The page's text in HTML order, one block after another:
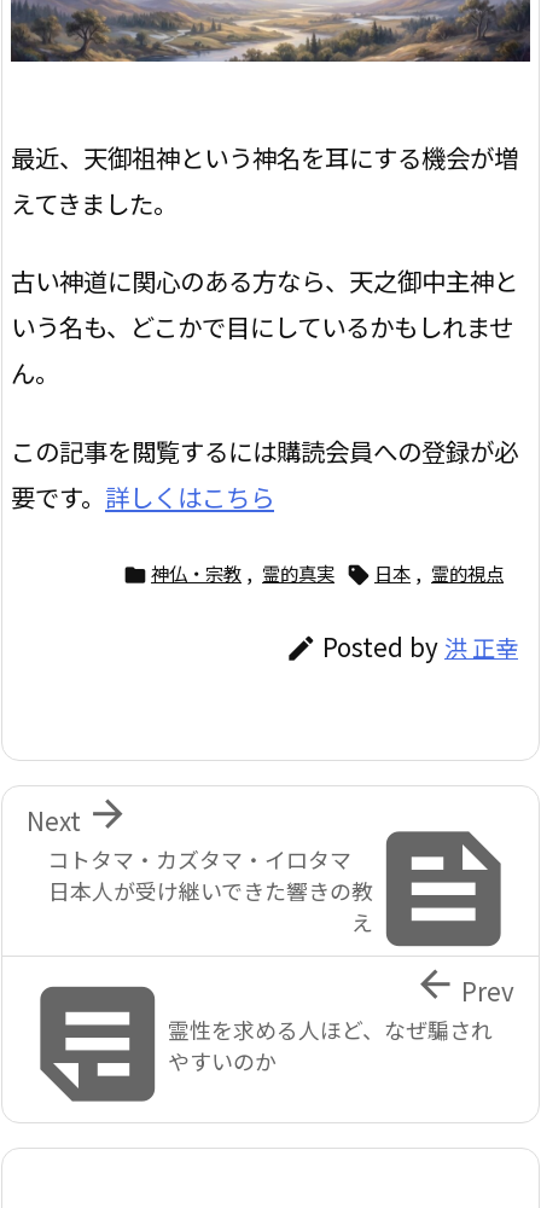
最近、天御祖神という神名を耳にする機会が増
えてきました。
古い神道に関心のある方なら、天之御中主神と
いう名も、どこかで目にしているかもしれませ
ん。
この記事を閲覧するには購読会員への登録が必
要です。 詳しくはこちら
 神仏・宗教 , 霊的真実  日本 , 霊的視点
 Posted by 洪 正幸

コトタマ・カズタマ・イロタマ
日本人が受け継いできた響きの教
え

Next
霊性を求める人ほど、なぜ騙され
やすいのか
 Prev